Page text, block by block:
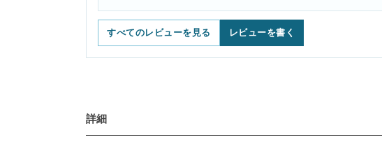
すべてのレビューを見る レビューを書く
詳細